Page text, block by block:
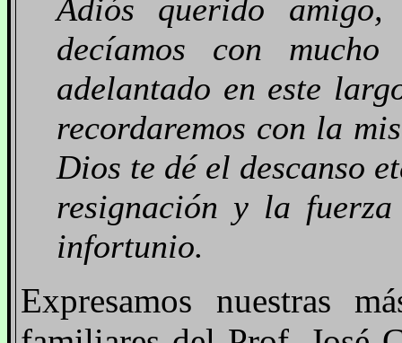
Adiós querido
decíamos con
adelantado en este
recordaremos con la
Dios te dé el descanso
resignación y la
infortunio.
Expresamos nuestras